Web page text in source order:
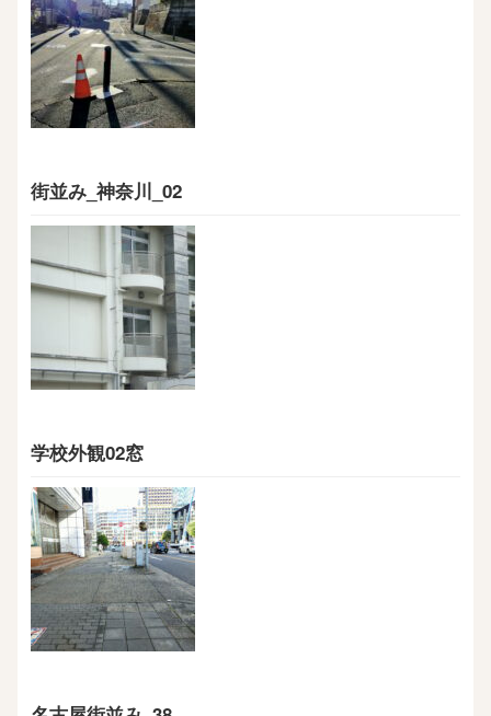
街並み_神奈川_02
学校外観02窓